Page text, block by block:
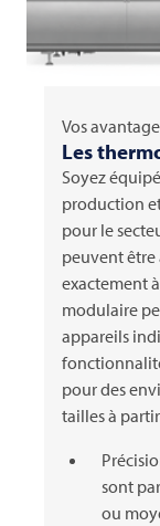
Vos
Les
Soyez
production
pour le
peuvent
exactement
modulaire
appareils
pour des
tailles à
sont
ou